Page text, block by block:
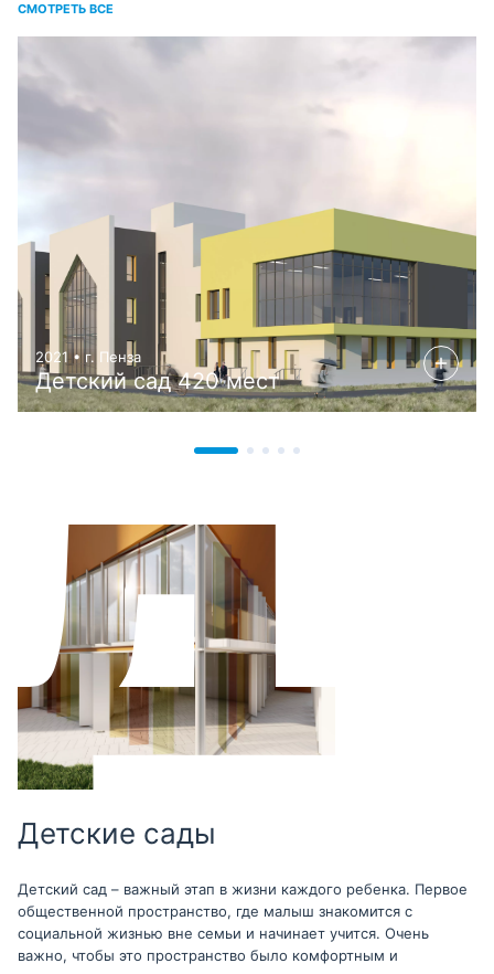
СМОТРЕТЬ ВСЕ
2021 • г. Пенза
Детский сад 420 мест
Детские сады
Детский сад – важный этап в жизни каждого ребенка. Первое
общественной пространство, где малыш знакомится с
социальной жизнью вне семьи и начинает учится. Очень
важно, чтобы это пространство было комфортным и